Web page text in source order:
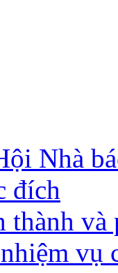
Nhà
đích
thành và
vụ